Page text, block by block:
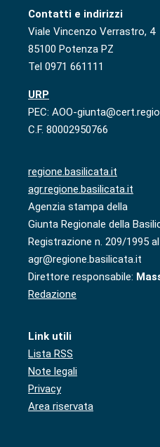
Contatti e indirizzi
Viale Vincenzo Verrastro, 4
85100 Potenza PZ
Tel 0971 661111
URP
PEC: AOO-
C.F. 80002950766
regione.basilicata.it
agr.regione.basilicata.it
Agenzia stampa della
Giunta Regionale della
Registrazione n. 209/1995
agr@regione.basilicata.it
Direttore responsabile:
Redazione
Link utili
Lista RSS
Note legali
Privacy
Area riservata